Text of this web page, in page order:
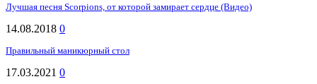
Лучшая песня Scorpions, от которой замирает сердце (Видео)
14.08.2018 0
Правильный маникюрный стол
17.03.2021 0